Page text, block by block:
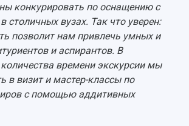
конкурировать по оснащению с
столичных вузах. Так что уверен:
позволит нам привлечь умных и
и аспирантов. В
времени экскурсии мы
в визит и мастер-классы по
с помощью аддитивных